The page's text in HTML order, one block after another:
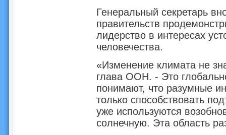
Генеральный секретарь
правительств
лидерство в интересах
человечества.
«Изменение климата не
глава ООН. - Это
понимают, что разумные
только способствовать
уже используются
солнечную. Эта область